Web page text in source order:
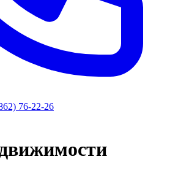
76-22-26